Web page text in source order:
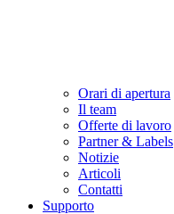
Orari di apertura
Il team
Offerte di lavoro
Partner & Labels
Notizie
Articoli
Contatti
Supporto